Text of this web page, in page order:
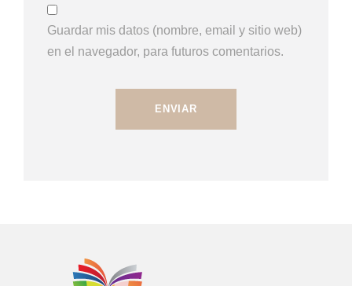
Guardar mis datos (nombre, email y sitio web)
en el navegador, para futuros comentarios.